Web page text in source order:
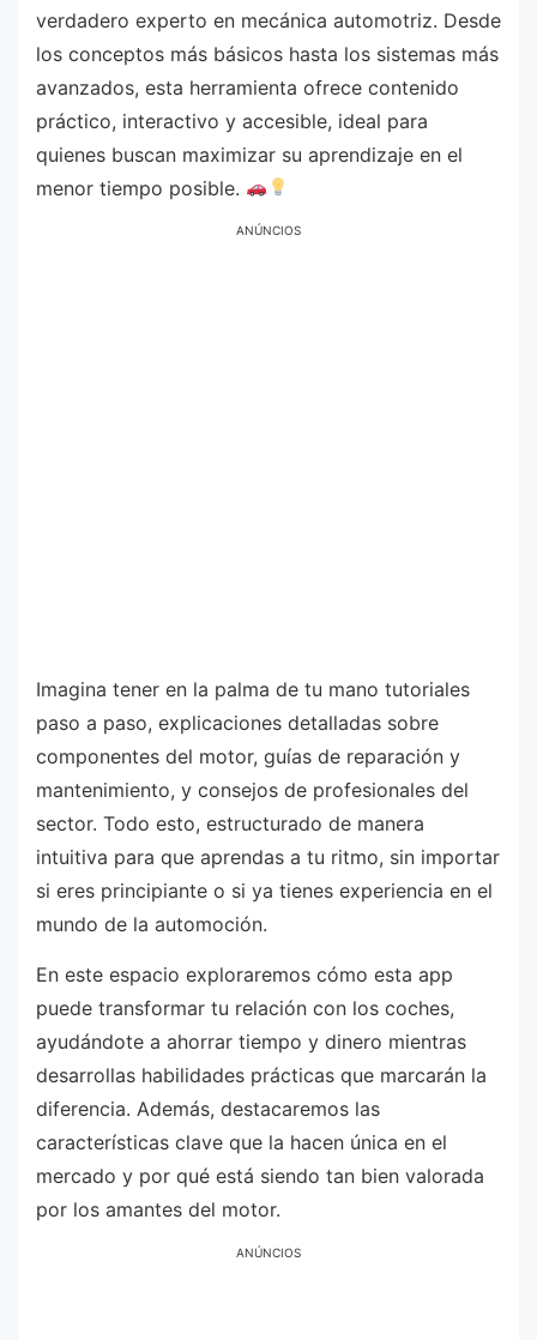
verdadero experto en mecánica automotriz. Desde
los conceptos más básicos hasta los sistemas más
avanzados, esta herramienta ofrece contenido
práctico, interactivo y accesible, ideal para
quienes buscan maximizar su aprendizaje en el
menor tiempo posible.
ANÚNCIOS
Imagina tener en la palma de tu mano tutoriales
paso a paso, explicaciones detalladas sobre
componentes del motor, guías de reparación y
mantenimiento, y consejos de profesionales del
sector. Todo esto, estructurado de manera
intuitiva para que aprendas a tu ritmo, sin importar
si eres principiante o si ya tienes experiencia en el
mundo de la automoción.
En este espacio exploraremos cómo esta app
puede transformar tu relación con los coches,
ayudándote a ahorrar tiempo y dinero mientras
desarrollas habilidades prácticas que marcarán la
diferencia. Además, destacaremos las
características clave que la hacen única en el
mercado y por qué está siendo tan bien valorada
por los amantes del motor.
ANÚNCIOS